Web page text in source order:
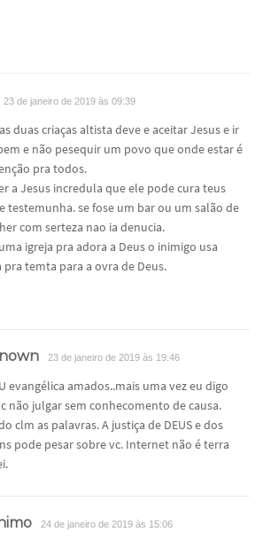
23 de janeiro de 2019 às 09:39
duas criaças altista deve e aceitar Jesus e ir
e não pesequir um povo que onde estar é
pra todos.
a Jesus incredula que ele pode cura teus
testemunha. se fose um bar ou um salão de
com serteza nao ia denucia.
igreja pra adora a Deus o inimigo usa
temta para a ovra de Deus.
23 de janeiro de 2019 às 19:46
evangélica amados..mais uma vez eu digo
não julgar sem conhecomento de causa.
clm as palavras. A justiça de DEUS e dos
pode pesar sobre vc. Internet não é terra
24 de janeiro de 2019 às 15:06